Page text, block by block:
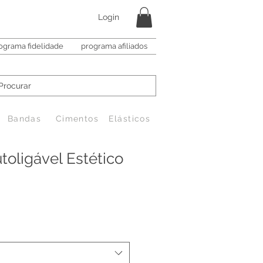
Login
fidelidade programa afiliados
Bandas Cimentos Elásticos
Estético